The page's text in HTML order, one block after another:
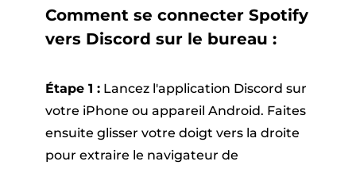
Comment se connecter Spotify
vers Discord sur le bureau :
Étape 1 :Lancez l'application Discord sur
votre iPhone ou appareil Android. Faites
ensuite glisser votre doigt vers la droite
pour extraire le navigateur de